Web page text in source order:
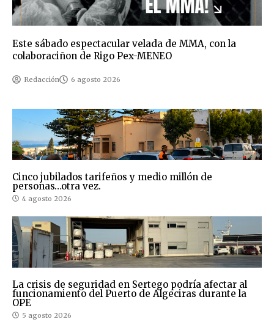
Este sábado espectacular velada de MMA, con la
colaboraciñon de Rigo Pex-MENEO
Redacción 6 agosto 2026
Cinco jubilados tarifeños y medio millón de
personas…otra vez.
4 agosto 2026
La crisis de seguridad en Sertego podría afectar al
funcionamiento del Puerto de Algeciras durante la
OPE
5 agosto 2026